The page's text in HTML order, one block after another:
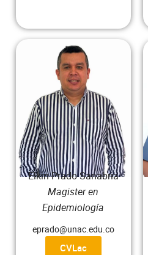
Elkin Prado Sanabria
Magister en
Epidemiología
eprado@unac.edu.co
CVLac